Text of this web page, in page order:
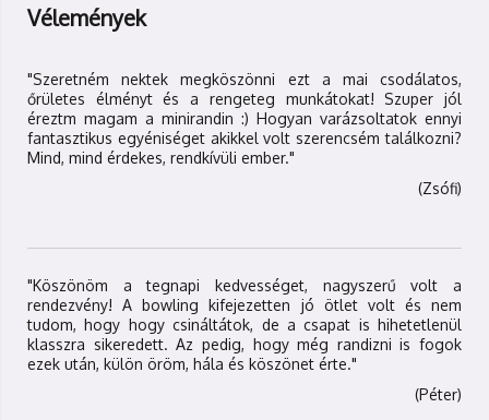
Vélemények
"Szeretném nektek megköszönni ezt a mai csodálatos,
őrületes élményt és a rengeteg munkátokat! Szuper jól
éreztm magam a minirandin :) Hogyan varázsoltatok ennyi
fantasztikus egyéniséget akikkel volt szerencsém találkozni?
Mind, mind érdekes, rendkívüli ember."
(Zsófi)
"Köszönöm a tegnapi kedvességet, nagyszerű volt a
rendezvény! A bowling kifejezetten jó ötlet volt és nem
tudom, hogy hogy csináltátok, de a csapat is hihetetlenül
klasszra sikeredett. Az pedig, hogy még randizni is fogok
ezek után, külön öröm, hála és köszönet érte."
(Péter)